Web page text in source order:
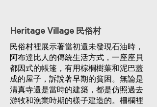
Heritage Village 民俗村
民俗村裡展示著當初還未發現石油時，
阿布達比人的傳統生活方式，一座座貝
都因式的帳篷，有用棕櫚樹葉和泥巴蓋
成的屋子，訴說著早期的貧困。無論是
清真寺還是當時的建築，都是仿照過去
游牧和漁業時期的樣子建造的。柵欄裡